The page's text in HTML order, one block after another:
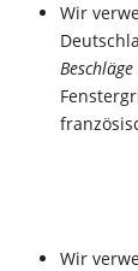
Wir
Beschläge
Wir